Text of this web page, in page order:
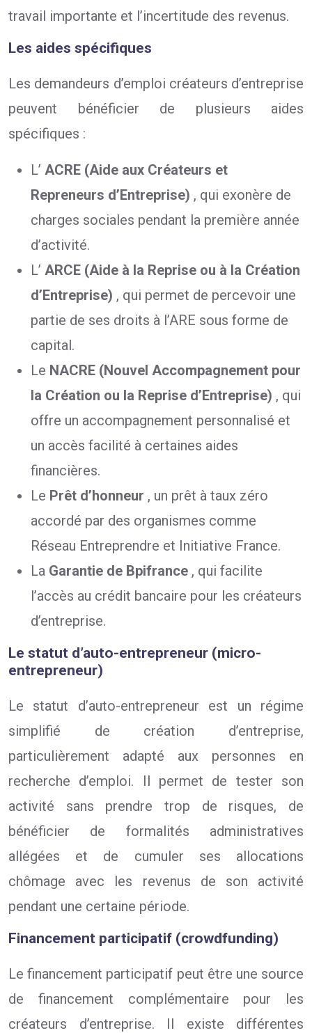
travail importante et l’incertitude des revenus.
Les aides spécifiques
Les demandeurs d’emploi créateurs d’entreprise
peuvent bénéficier de plusieurs aides
spécifiques :
L’ ACRE (Aide aux Créateurs et
Repreneurs d’Entreprise) , qui exonère de
charges sociales pendant la première année
d’activité.
L’ ARCE (Aide à la Reprise ou à la Création
d’Entreprise) , qui permet de percevoir une
partie de ses droits à l’ARE sous forme de
capital.
Le NACRE (Nouvel Accompagnement pour
la Création ou la Reprise d’Entreprise) , qui
offre un accompagnement personnalisé et
un accès facilité à certaines aides
financières.
Le Prêt d’honneur , un prêt à taux zéro
accordé par des organismes comme
Réseau Entreprendre et Initiative France.
La Garantie de Bpifrance , qui facilite
l’accès au crédit bancaire pour les créateurs
d’entreprise.
Le statut d’auto-entrepreneur (micro-
entrepreneur)
Le statut d’auto-entrepreneur est un régime
simplifié de création d’entreprise,
particulièrement adapté aux personnes en
recherche d’emploi. Il permet de tester son
activité sans prendre trop de risques, de
bénéficier de formalités administratives
allégées et de cumuler ses allocations
chômage avec les revenus de son activité
pendant une certaine période.
Financement participatif (crowdfunding)
Le financement participatif peut être une source
de financement complémentaire pour les
créateurs d’entreprise. Il existe différentes